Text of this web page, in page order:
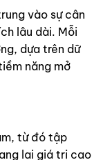
vào sự cân
lâu dài. Mỗi
dựa trên dữ
năng mở
từ đó tập
lại giá trị cao